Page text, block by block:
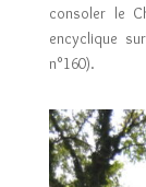
consoler le
encyclique
n°160).